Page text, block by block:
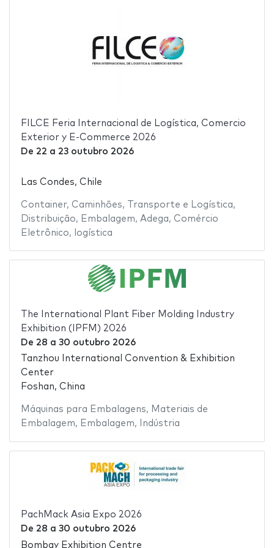
FILCE Feria Internacional de Logística, Comercio
Exterior y E-Commerce 2026
De 22 a 23 outubro 2026
Las Condes, Chile
Container, Caminhões, Transporte e Logística,
Distribuição, Embalagem, Adega, Comércio
Eletrônico, logística
The International Plant Fiber Molding Industry
Exhibition (IPFM) 2026
De 28 a 30 outubro 2026
Tanzhou International Convention & Exhibition
Center
Foshan, China
Máquinas para Embalagens, Materiais de
Embalagem, Embalagem, Indústria
PachMack Asia Expo 2026
De 28 a 30 outubro 2026
Bombay Exhibition Centre